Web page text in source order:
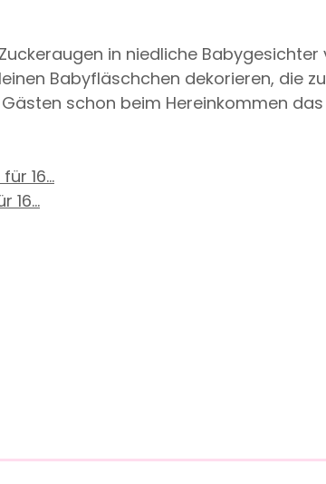
in niedliche Babygesichter
Babyfläschchen dekorieren, die
schon beim Hereinkommen
16...